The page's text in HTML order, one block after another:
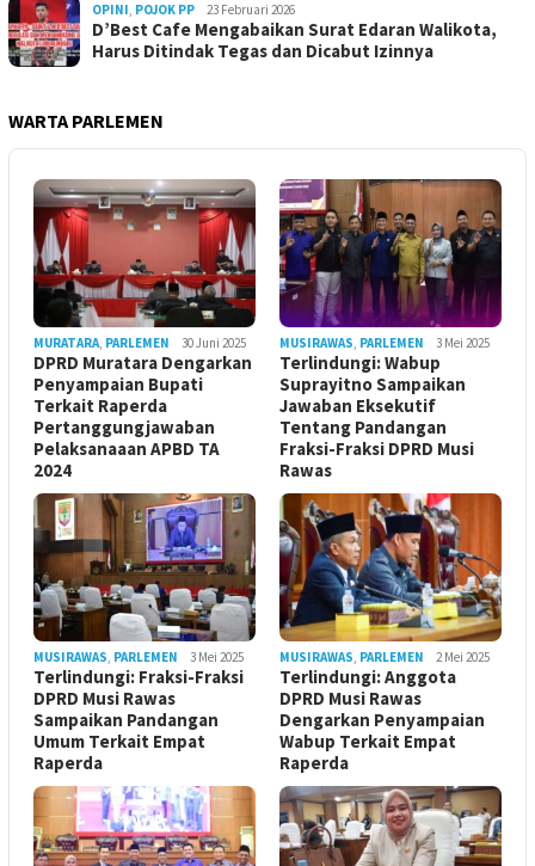
OPINI, POJOK PP 23 Februari 2026
D’Best Cafe Mengabaikan Surat Edaran Walikota,
Harus Ditindak Tegas dan Dicabut Izinnya
WARTA PARLEMEN
MURATARA, PARLEMEN 30 Juni 2025
DPRD Muratara Dengarkan
Penyampaian Bupati
Terkait Raperda
Pertanggungjawaban
Pelaksanaaan APBD TA
2024
MUSIRAWAS, PARLEMEN 3 Mei 2025
Terlindungi: Wabup
Suprayitno Sampaikan
Jawaban Eksekutif
Tentang Pandangan
Fraksi-Fraksi DPRD Musi
Rawas
MUSIRAWAS, PARLEMEN 3 Mei 2025
Terlindungi: Fraksi-Fraksi
DPRD Musi Rawas
Sampaikan Pandangan
Umum Terkait Empat
Raperda
MUSIRAWAS, PARLEMEN 2 Mei 2025
Terlindungi: Anggota
DPRD Musi Rawas
Dengarkan Penyampaian
Wabup Terkait Empat
Raperda